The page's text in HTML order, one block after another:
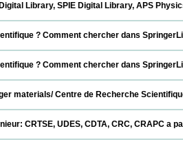
Digital Library, SPIE Digital Library,
? Comment chercher dans
? Comment chercher dans
materials/ Centre de Recherche
CRTSE, UDES, CDTA, CRC,